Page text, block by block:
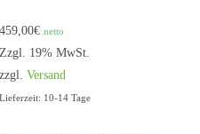
459,00€ netto
Zzgl. 19% MwSt.
zzgl. Versand
Lieferzeit: 10-14 Tage